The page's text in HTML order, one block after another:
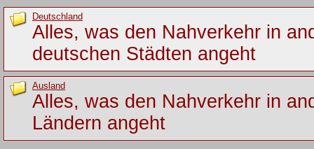
Deutschland
Alles, was den Nahverkehr in
deutschen Städten angeht
Ausland
Alles, was den Nahverkehr in
Ländern angeht